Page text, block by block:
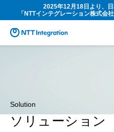
2025年12月18日より、
「NTTインテグレーション株式会
Solution
ソリューション